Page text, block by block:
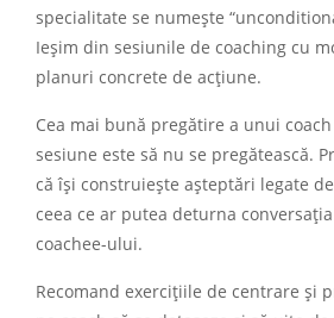
specialitate se numește
Ieșim din sesiunile de coaching cu
planuri concrete de acțiune.
Cea mai bună pregătire a unui
sesiune este să nu se pregătească.
că își construiește așteptări legate
ceea ce ar putea deturna
coachee-ului.
Recomand exercițiile de centrare și